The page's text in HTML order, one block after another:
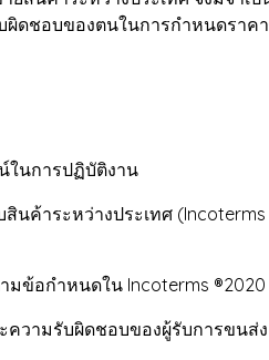
ผิดชอบของตนในการกำหนดรา
ในการปฏิบัติงาน
ค้าระหว่างประเทศ
มข้อกำหนดใน Incoterms ®2020
วามรับผิดชอบของผู้รับการขนส่